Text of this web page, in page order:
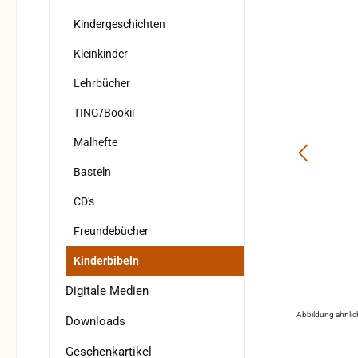
Kindergeschichten
Kleinkinder
Lehrbücher
TING/Bookii
Malhefte
Basteln
CD's
Freundebücher
Kinderbibeln
Digitale Medien
Downloads
Geschenkartikel
Abbildung